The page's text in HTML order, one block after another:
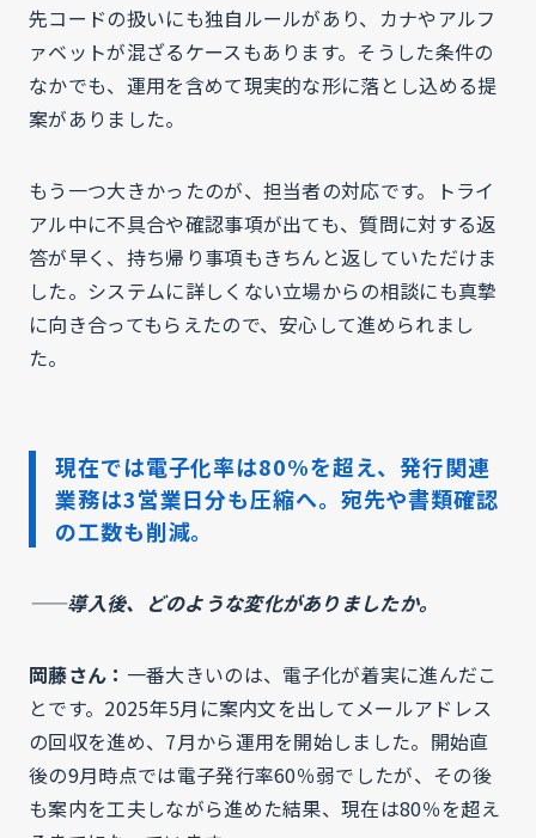
先コードの扱いにも独自ルールがあり、カナやアルフ
ァベットが混ざるケースもあります。そうした条件の
なかでも、運用を含めて現実的な形に落とし込める提
案がありました。
もう一つ大きかったのが、担当者の対応です。トライ
アル中に不具合や確認事項が出ても、質問に対する返
答が早く、持ち帰り事項もきちんと返していただけま
した。システムに詳しくない立場からの相談にも真摯
に向き合ってもらえたので、安心して進められまし
た。
現在では電子化率は80%を超え、発行関連
業務は3営業日分も圧縮へ。宛先や書類確認
の工数も削減。
——導入後、どのような変化がありましたか。
岡藤さん： 一番大きいのは、電子化が着実に進んだこ
とです。2025年5月に案内文を出してメールアドレス
の回収を進め、7月から運用を開始しました。開始直
後の9月時点では電子発行率60％弱でしたが、その後
も案内を工夫しながら進めた結果、現在は80％を超え